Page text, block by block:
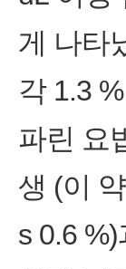
게 나타
각 1.3
파린 요
생 (이
s 0.6